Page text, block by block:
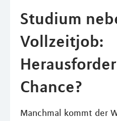
Studium
Vollzeitjob:
Chance?
Manchmal kommt der